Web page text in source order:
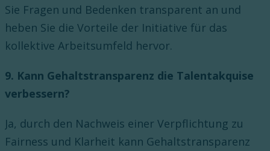
Sie Fragen und Bedenken transparent an und
heben Sie die Vorteile der Initiative für das
kollektive Arbeitsumfeld hervor.
9. Kann Gehaltstransparenz die Talentakquise
verbessern?
Ja, durch den Nachweis einer Verpflichtung zu
Fairness und Klarheit kann Gehaltstransparenz